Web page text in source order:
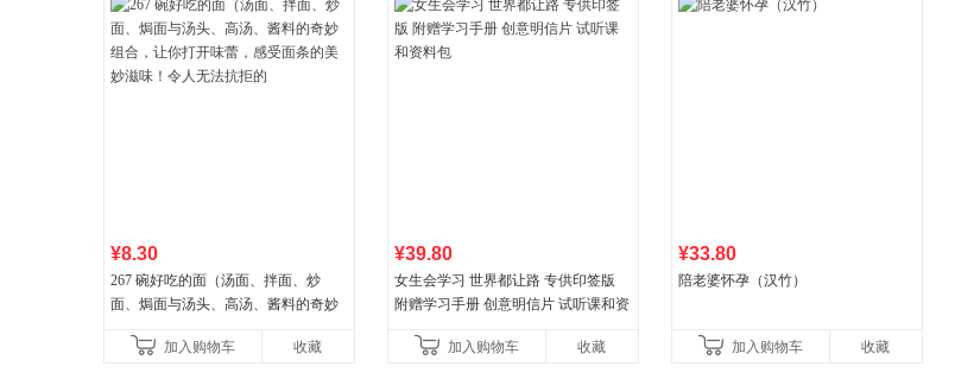
¥8.30
267 碗好吃的面（汤面、拌面、炒
面、焗面与汤头、高汤、酱料的奇妙
妙滋味！令人无法抗拒的
加入购物车 收藏
¥39.80
女生会学习 世界都让路 专供印签版
附赠学习手册 创意明信片 试听课和资
加入购物车
收藏
¥33.80
陪老婆怀孕（汉竹）
加入购物车 收藏